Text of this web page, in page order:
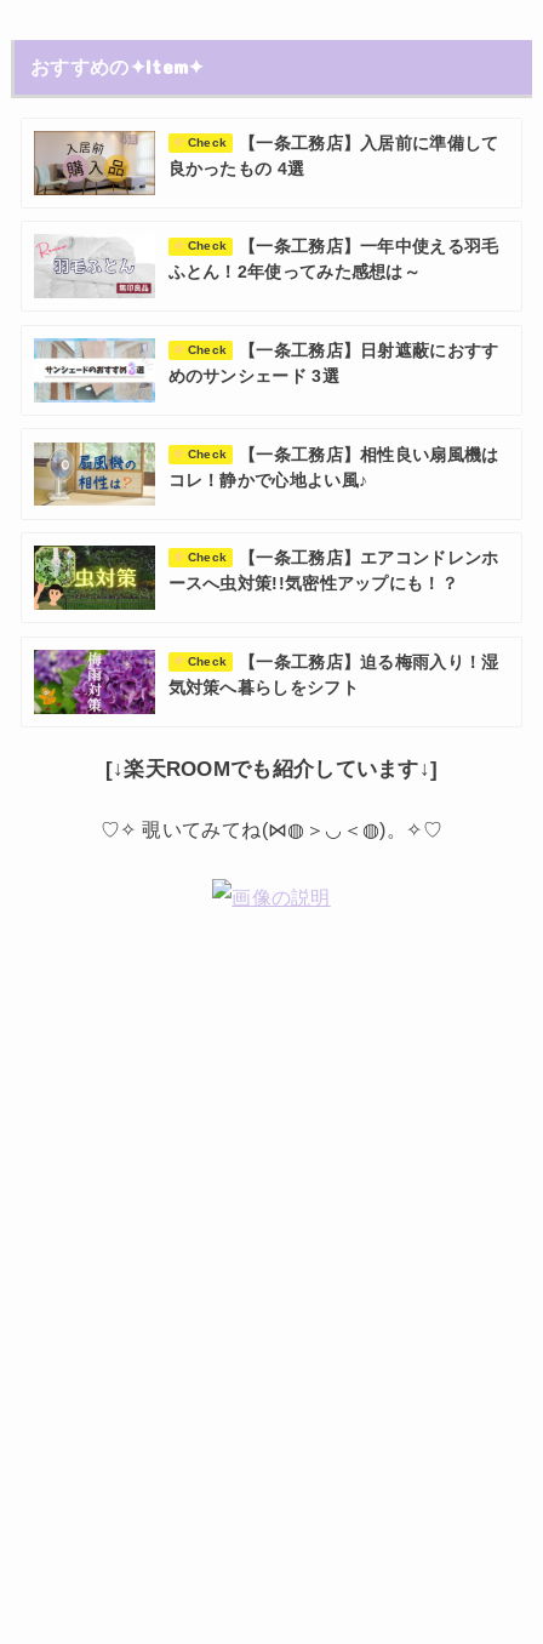
おすすめの✦Item✦
Check
【一条工務店】入居前に準備して
良かったもの 4選
Check
【一条工務店】一年中使える羽毛
ふとん！2年使ってみた感想は～
Check
【一条工務店】日射遮蔽におすす
めのサンシェード 3選
Check
【一条工務店】相性良い扇風機は
コレ！静かで心地よい風♪
Check
【一条工務店】エアコンドレンホ
ースへ虫対策!!気密性アップにも！？
Check
【一条工務店】迫る梅雨入り！湿
気対策へ暮らしをシフト
[↓楽天ROOMでも紹介しています↓]
♡✧ 覗いてみてね(⋈◍＞◡＜◍)。✧♡